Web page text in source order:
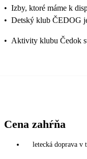
• Izby, ktoré máme k
• Detský klub ČEDOG
• Aktivity klubu Čedok
Cena zahŕňa
letecká doprava v